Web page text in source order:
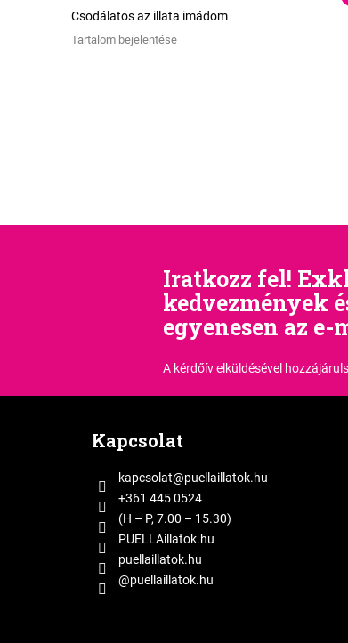
Csodálatos az illata imádom
Tartalom bejelentése
Iratkozz fel!
kedvezmények
egyenesen az
A kérdőív elküldésével
Kapcsolat
kapcsolat@puellaillatok.hu
+361 445 0524
(H – P, 7.00 – 15.30)
PUELLAillatok.hu
puellaillatok.hu
@puellaillatok.hu